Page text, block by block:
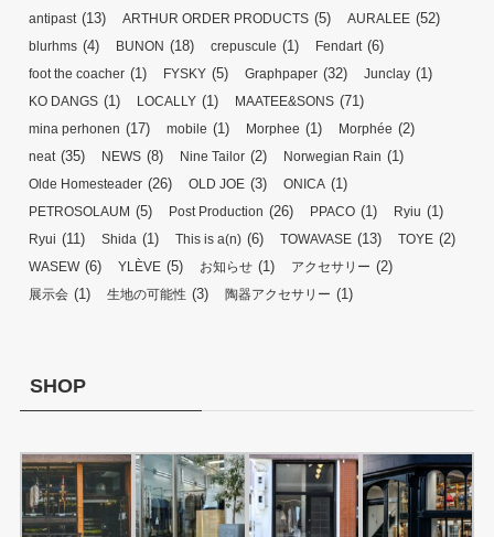
antipast (13) ARTHUR ORDER PRODUCTS (5) AURALEE (52)
blurhms (4) BUNON (18) crepuscule (1) Fendart (6)
foot the coacher (1) FYSKY (5) Graphpaper (32) Junclay (1)
KO DANGS (1) LOCALLY (1) MAATEE&SONS (71)
mina perhonen (17) mobile (1) Morphee (1) Morphée (2)
neat (35) NEWS (8) Nine Tailor (2) Norwegian Rain (1)
Olde Homesteader (26) OLD JOE (3) ONICA (1)
PETROSOLAUM (5) Post Production (26) PPACO (1) Ryiu (1)
Ryui (11) Shida (1) This is a(n) (6) TOWAVASE (13) TOYE (2)
WASEW(6) YLÈVE (5) お知らせ (1) アクセサリー (2)
展示会 (1) 生地の可能性 (3) 陶器アクセサリー (1)
SHOP